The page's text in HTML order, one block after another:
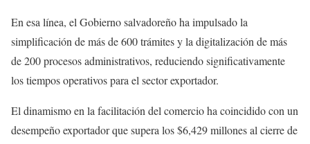
En esa línea, el Gobierno salvadoreño ha impulsado la
simplificación de más de 600 trámites y la digitalización de más
de 200 procesos administrativos, reduciendo significativamente
los tiempos operativos para el sector exportador.
El dinamismo en la facilitación del comercio ha coincidido con un
desempeño exportador que supera los $6,429 millones al cierre de